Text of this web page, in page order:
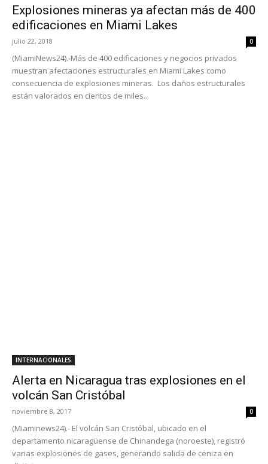
Explosiones mineras ya afectan más de 400
edificaciones en Miami Lakes
julio 22, 2018 0
(MiamiNews24).-Más de 400 edificaciones y negocios privados
muestran afectaciones estructurales en Miami Lakes como
consecuencia de explosiones mineras. Los daños estructurales
están valorados en cientos de miles...
INTERNACIONALES
Alerta en Nicaragua tras explosiones en el
volcán San Cristóbal
noviembre 8, 2017 0
(Miaminews24).- El volcán San Cristóbal, ubicado en el
departamento nicaragüense de Chinandega (noroeste), registró
varias explosiones de gases, generando salida de ceniza en